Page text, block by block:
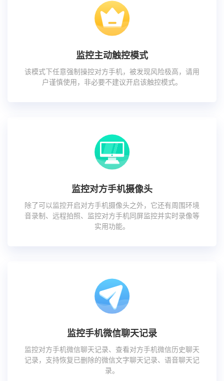
监控主动触控模式
该模式下任意强制操控对方手机，被发现风险极高，请用
户谨慎使用，非必要不建议开启该触控模式。
监控对方手机摄像头
除了可以监控开启对方手机摄像头之外，它还有周围环境
音录制、远程拍照、监控对方手机同屏监控并实时录像等
实用功能。
监控手机微信聊天记录
监控对方手机微信聊天记录、查看对方手机微信历史聊天
记录，支持恢复已删除的微信文字聊天记录、语音聊天记
录。